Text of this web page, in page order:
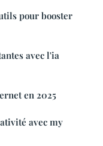
pour booster
avec l'ia
en 2025
avec my